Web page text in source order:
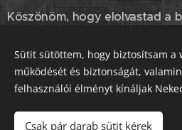
Köszönöm, hogy elolvastad a
Share
Sütit sütöttem, hogy biztosítsam a
működését és biztonságát,
felhasználói élményt kínáljak
Csak pár darab sütit kérek